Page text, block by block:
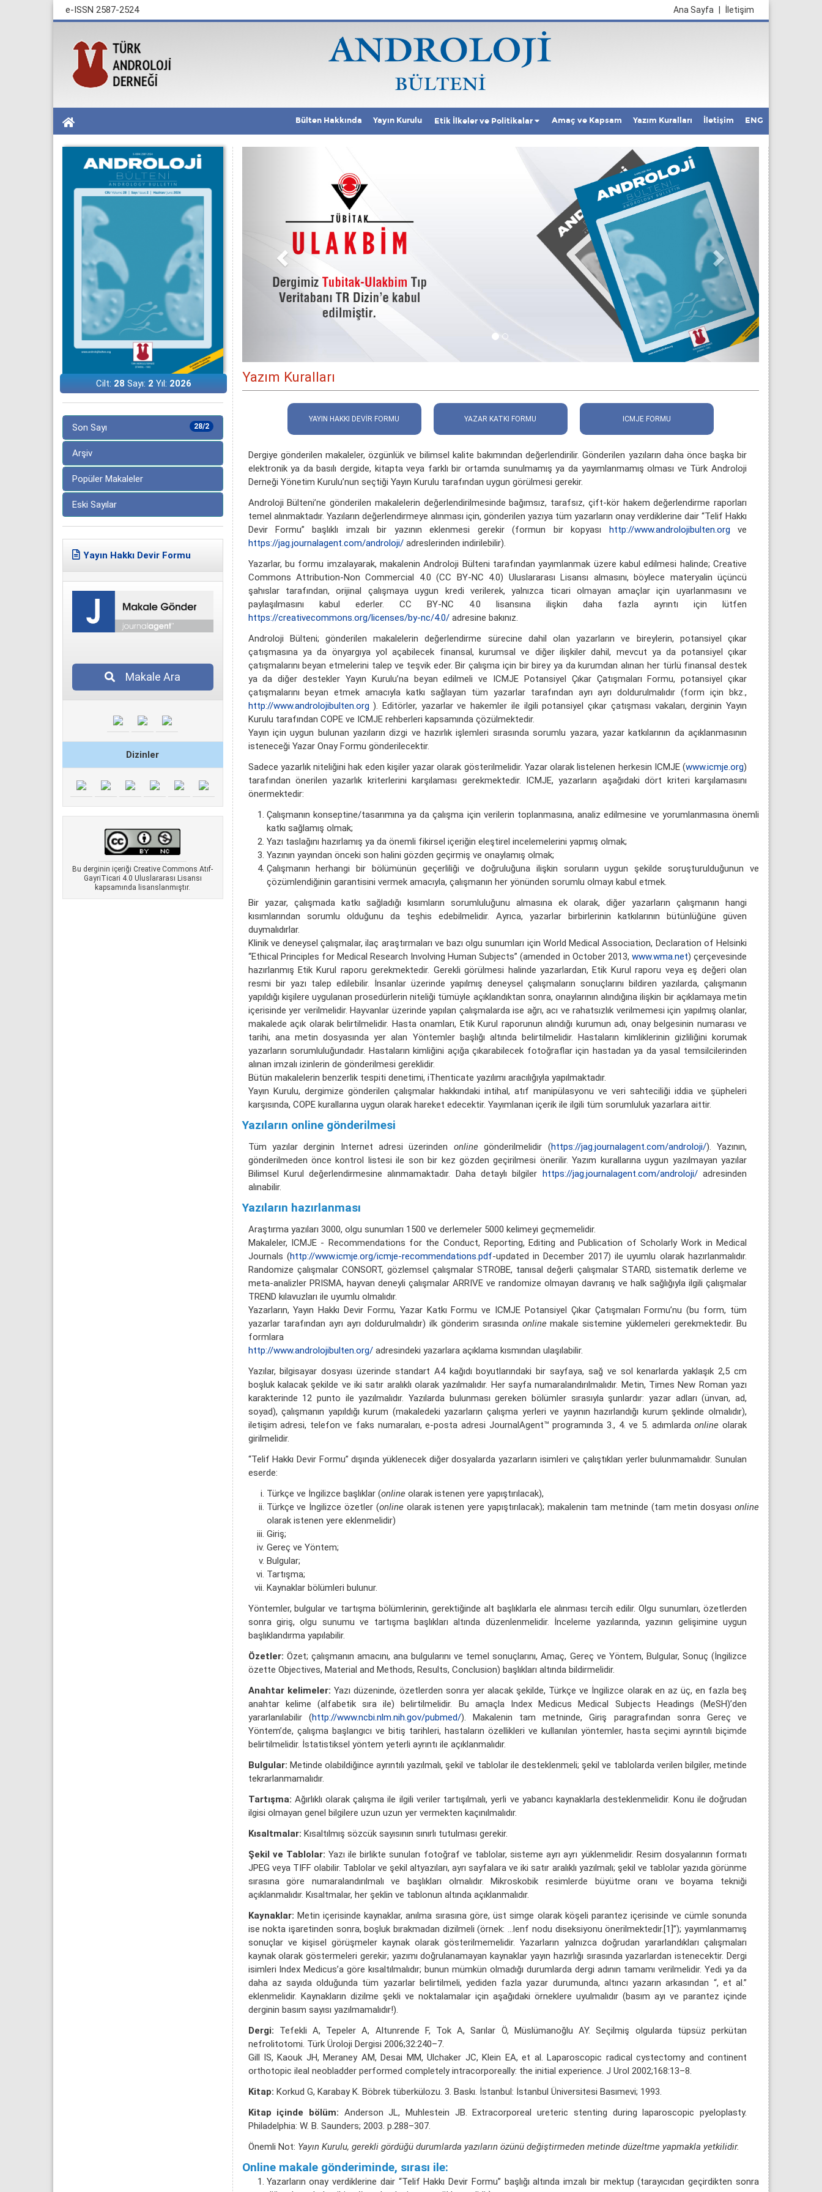
e-ISSN 2587-2524 İletişim
Ana Sayfa
Bülten Hakkında Yayın Kurulu Etik İlkeler ve Politikalar Amaç ve Kapsam Yazım Kuralları İletişim ENG
Cilt: 28Sayı: 2 Yıl: 2026
28/2
Son Sayı
Arşiv
Popüler Makaleler
Eski Sayılar
Yayın Hakkı Devir Formu
Makale Ara
Dizinler
Bu derginin içeriği Creative Commons Atıf-
GayriTicari 4.0 Uluslararası Lisansı
kapsamında lisanslanmıştır.
Yazım Kuralları
YAYIN HAKKI DEVİR FORMU YAZAR KATKI FORMU ICMJE FORMU
Dergiye gönderilen makaleler, özgünlük ve bilimsel kalite bakımından değerlendirilir. Gönderilen yazıların daha önce başka bir
elektronik ya da basılı dergide, kitapta veya farklı bir ortamda sunulmamış ya da yayımlanmamış olması ve Türk Androloji
Derneği Yönetim Kurulu’nun seçtiği Yayın Kurulu tarafından uygun görülmesi gerekir.
Androloji Bülteni’ne gönderilen makalelerin değerlendirilmesinde bağımsız, tarafsız, çift-kör hakem değerlendirme raporları
temel alınmaktadır. Yazıların değerlendirmeye alınması için, gönderilen yazıya tüm yazarların onay verdiklerine dair “Telif Hakkı
Devir Formu” başlıklı imzalı bir yazının eklenmesi gerekir (formun bir kopyası http://www.androlojibulten.org ve
https://jag.journalagent.com/androloji/adreslerinden indirilebilir).
Yazarlar, bu formu imzalayarak, makalenin Androloji Bülteni tarafından yayımlanmak üzere kabul edilmesi halinde; Creative
Commons Attribution-Non Commercial 4.0 (CC BY-NC 4.0) Uluslararası Lisansı almasını, böylece materyalin üçüncü
şahıslar tarafından, orijinal çalışmaya uygun kredi verilerek, yalnızca ticari olmayan amaçlar için uyarlanmasını ve
paylaşılmasını kabul ederler. CC BY-NC 4.0 lisansına ilişkin daha fazla ayrıntı için lütfen
https://creativecommons.org/licenses/by-nc/4.0/adresine bakınız.
Androloji Bülteni; gönderilen makalelerin değerlendirme sürecine dahil olan yazarların ve bireylerin, potansiyel çıkar
çatışmasına ya da önyargıya yol açabilecek finansal, kurumsal ve diğer ilişkiler dahil, mevcut ya da potansiyel çıkar
çatışmalarını beyan etmelerini talep ve teşvik eder. Bir çalışma için bir birey ya da kurumdan alınan her türlü finansal destek
ya da diğer destekler Yayın Kurulu’na beyan edilmeli ve ICMJE Potansiyel Çıkar Çatışmaları Formu, potansiyel çıkar
çatışmalarını beyan etmek amacıyla katkı sağlayan tüm yazarlar tarafından ayrı ayrı doldurulmalıdır (form için bkz.,
http://www.androlojibulten.org ). Editörler, yazarlar ve hakemler ile ilgili potansiyel çıkar çatışması vakaları, derginin Yayın
Kurulu tarafından COPE ve ICMJE rehberleri kapsamında çözülmektedir.
Yayın için uygun bulunan yazıların dizgi ve hazırlık işlemleri sırasında sorumlu yazara, yazar katkılarının da açıklanmasının
isteneceği Yazar Onay Formu gönderilecektir.
Sadece yazarlık niteliğini hak eden kişiler yazar olarak gösterilmelidir. Yazar olarak listelenen herkesin ICMJE (www.icmje.org)
tarafından önerilen yazarlık kriterlerini karşılaması gerekmektedir. ICMJE, yazarların aşağıdaki dört kriteri karşılamasını
önermektedir:
Çalışmanın konseptine/tasarımına ya da çalışma için verilerin toplanmasına, analiz edilmesine ve yorumlanmasına önemli
katkı sağlamış olmak;
Yazı taslağını hazırlamış ya da önemli fikirsel içeriğin eleştirel incelemelerini yapmış olmak;
Yazının yayından önceki son halini gözden geçirmiş ve onaylamış olmak;
Çalışmanın herhangi bir bölümünün geçerliliği ve doğruluğuna ilişkin soruların uygun şekilde soruşturulduğunun ve
çözümlendiğinin garantisini vermek amacıyla, çalışmanın her yönünden sorumlu olmayı kabul etmek.
Bir yazar, çalışmada katkı sağladığı kısımların sorumluluğunu almasına ek olarak, diğer yazarların çalışmanın hangi
kısımlarından sorumlu olduğunu da teşhis edebilmelidir. Ayrıca, yazarlar birbirlerinin katkılarının bütünlüğüne güven
duymalıdırlar.
Klinik ve deneysel çalışmalar, ilaç araştırmaları ve bazı olgu sunumları için World Medical Association, Declaration of Helsinki
“Ethical Principles for Medical Research Involving Human Subjects” (amended in October 2013, www.wma.net) çerçevesinde
hazırlanmış Etik Kurul raporu gerekmektedir. Gerekli görülmesi halinde yazarlardan, Etik Kurul raporu veya eş değeri olan
resmi bir yazı talep edilebilir. İnsanlar üzerinde yapılmış deneysel çalışmaların sonuçlarını bildiren yazılarda, çalışmanın
yapıldığı kişilere uygulanan prosedürlerin niteliği tümüyle açıklandıktan sonra, onaylarının alındığına ilişkin bir açıklamaya metin
içerisinde yer verilmelidir. Hayvanlar üzerinde yapılan çalışmalarda ise ağrı, acı ve rahatsızlık verilmemesi için yapılmış olanlar,
makalede açık olarak belirtilmelidir. Hasta onamları, Etik Kurul raporunun alındığı kurumun adı, onay belgesinin numarası ve
tarihi, ana metin dosyasında yer alan Yöntemler başlığı altında belirtilmelidir. Hastaların kimliklerinin gizliliğini korumak
yazarların sorumluluğundadır. Hastaların kimliğini açığa çıkarabilecek fotoğraflar için hastadan ya da yasal temsilcilerinden
alınan imzalı izinlerin de gönderilmesi gereklidir.
Bütün makalelerin benzerlik tespiti denetimi, iThenticate yazılımı aracılığıyla yapılmaktadır.
Yayın Kurulu, dergimize gönderilen çalışmalar hakkındaki intihal, atıf manipülasyonu ve veri sahteciliği iddia ve şüpheleri
karşısında, COPE kurallarına uygun olarak hareket edecektir. Yayımlanan içerik ile ilgili tüm sorumluluk yazarlara aittir.
Yazıların online gönderilmesi
Tüm yazılar derginin Internet adresi üzerinden onlinegönderilmelidir (https://jag.journalagent.com/androloji/). Yazının,
gönderilmeden önce kontrol listesi ile son bir kez gözden geçirilmesi önerilir. Yazım kurallarına uygun yazılmayan yazılar
Bilimsel Kurul değerlendirmesine alınmamaktadır. Daha detaylı bilgiler https://jag.journalagent.com/androloji/adresinden
alınabilir.
Yazıların hazırlanması
Araştırma yazıları 3000, olgu sunumları 1500 ve derlemeler 5000 kelimeyi geçmemelidir.
Makaleler, ICMJE - Recommendations for the Conduct, Reporting, Editing and Publication of Scholarly Work in Medical
Journals (http://www.icmje.org/icmje-recommendations.pdf-updated in December 2017) ile uyumlu olarak hazırlanmalıdır.
Randomize çalışmalar CONSORT, gözlemsel çalışmalar STROBE, tanısal değerli çalışmalar STARD, sistematik derleme ve
meta-analizler PRISMA, hayvan deneyli çalışmalar ARRIVE ve randomize olmayan davranış ve halk sağlığıyla ilgili çalışmalar
TREND kılavuzları ile uyumlu olmalıdır.
Yazarların, Yayın Hakkı Devir Formu, Yazar Katkı Formu ve ICMJE Potansiyel Çıkar Çatışmaları Formu’nu (bu form, tüm
yazarlar tarafından ayrı ayrı doldurulmalıdır) ilk gönderim sırasında onlinemakale sistemine yüklemeleri gerekmektedir. Bu
formlara
http://www.androlojibulten.org/adresindeki yazarlara açıklama kısmından ulaşılabilir.
Yazılar, bilgisayar dosyası üzerinde standart A4 kağıdı boyutlarındaki bir sayfaya, sağ ve sol kenarlarda yaklaşık 2,5 cm
boşluk kalacak şekilde ve iki satır aralıklı olarak yazılmalıdır. Her sayfa numaralandırılmalıdır. Metin, Times New Roman yazı
karakterinde 12 punto ile yazılmalıdır. Yazılarda bulunması gereken bölümler sırasıyla şunlardır: yazar adları (ünvan, ad,
soyad), çalışmanın yapıldığı kurum (makaledeki yazarların çalışma yerleri ve yayının hazırlandığı kurum şeklinde olmalıdır),
iletişim adresi, telefon ve faks numaraları, e-posta adresi JournalAgent™ programında 3., 4. ve 5. adımlardaonline olarak
girilmelidir.
“Telif Hakkı Devir Formu” dışında yüklenecek diğer dosyalarda yazarların isimleri ve çalıştıkları yerler bulunmamalıdır. Sunulan
eserde:
Türkçe ve İngilizce başlıklar (onlineolarak istenen yere yapıştırılacak),
Türkçe ve İngilizce özetler (online olarak istenen yere yapıştırılacak); makalenin tam metninde (tam metin dosyasıonline
olarak istenen yere eklenmelidir)
Giriş;
Gereç ve Yöntem;
Bulgular;
Tartışma;
Kaynaklar bölümleri bulunur.
Yöntemler, bulgular ve tartışma bölümlerinin, gerektiğinde alt başlıklarla ele alınması tercih edilir. Olgu sunumları, özetlerden
sonra giriş, olgu sunumu ve tartışma başlıkları altında düzenlenmelidir. İnceleme yazılarında, yazının gelişimine uygun
başlıklandırma yapılabilir.
Özetler: Özet; çalışmanın amacını, ana bulgularını ve temel sonuçlarını, Amaç, Gereç ve Yöntem, Bulgular, Sonuç (İngilizce
özette Objectives, Material and Methods, Results, Conclusion) başlıkları altında bildirmelidir.
Anahtar kelimeler: Yazı düzeninde, özetlerden sonra yer alacak şekilde, Türkçe ve İngilizce olarak en az üç, en fazla beş
anahtar kelime (alfabetik sıra ile) belirtilmelidir. Bu amaçla Index Medicus Medical Subjects Headings (MeSH)’den
yararlanılabilir (http://www.ncbi.nlm.nih.gov/pubmed/). Makalenin tam metninde, Giriş paragrafından sonra Gereç ve
Yöntem’de, çalışma başlangıcı ve bitiş tarihleri, hastaların özellikleri ve kullanılan yöntemler, hasta seçimi ayrıntılı biçimde
belirtilmelidir. İstatistiksel yöntem yeterli ayrıntı ile açıklanmalıdır.
Bulgular: Metinde olabildiğince ayrıntılı yazılmalı, şekil ve tablolar ile desteklenmeli; şekil ve tablolarda verilen bilgiler, metinde
tekrarlanmamalıdır.
Tartışma: Ağırlıklı olarak çalışma ile ilgili veriler tartışılmalı, yerli ve yabancı kaynaklarla desteklenmelidir. Konu ile doğrudan
ilgisi olmayan genel bilgilere uzun uzun yer vermekten kaçınılmalıdır.
Kısaltmalar: Kısaltılmış sözcük sayısının sınırlı tutulması gerekir.
Şekil ve Tablolar: Yazı ile birlikte sunulan fotoğraf ve tablolar, sisteme ayrı ayrı yüklenmelidir. Resim dosyalarının formatı
JPEG veya TIFF olabilir. Tablolar ve şekil altyazıları, ayrı sayfalara ve iki satır aralıklı yazılmalı; şekil ve tablolar yazıda görünme
sırasına göre numaralandırılmalı ve başlıkları olmalıdır. Mikroskobik resimlerde büyütme oranı ve boyama tekniği
açıklanmalıdır. Kısaltmalar, her şeklin ve tablonun altında açıklanmalıdır.
Kaynaklar: Metin içerisinde kaynaklar, anılma sırasına göre, üst simge olarak köşeli parantez içerisinde ve cümle sonunda
ise nokta işaretinden sonra, boşluk bırakmadan dizilmeli (örnek: ...lenf nodu diseksiyonu önerilmektedir.[1]”); yayımlanmamış
sonuçlar ve kişisel görüşmeler kaynak olarak gösterilmemelidir. Yazarların yalnızca doğrudan yararlandıkları çalışmaları
kaynak olarak göstermeleri gerekir; yazımı doğrulanamayan kaynaklar yayın hazırlığı sırasında yazarlardan istenecektir. Dergi
isimleri Index Medicus’a göre kısaltılmalıdır; bunun mümkün olmadığı durumlarda dergi adının tamamı verilmelidir. Yedi ya da
daha az sayıda olduğunda tüm yazarlar belirtilmeli, yediden fazla yazar durumunda, altıncı yazarın arkasından “, et al.”
eklenmelidir. Kaynakların dizilme şekli ve noktalamalar için aşağıdaki örneklere uyulmalıdır (basım ayı ve parantez içinde
derginin basım sayısı yazılmamalıdır!).
Dergi: Tefekli A, Tepeler A, Altunrende F, Tok A, Sarılar Ö, Müslümanoğlu AY. Seçilmiş olgularda tüpsüz perkütan
nefrolitotomi. Türk Üroloji Dergisi 2006;32:240–7.
Gill IS, Kaouk JH, Meraney AM, Desai MM, Ulchaker JC, Klein EA, et al. Laparoscopic radical cystectomy and continent
orthotopic ileal neobladder performed completely intracorporeally: the initial experience. J Urol 2002;168:13–8.
Kitap: Korkud G, Karabay K. Böbrek tüberkülozu. 3. Baskı. İstanbul: İstanbul Üniversitesi Basımevi; 1993.
Kitap içinde bölüm: Anderson JL, Muhlestein JB. Extracorporeal ureteric stenting during laparoscopic pyeloplasty.
Philadelphia: W. B. Saunders; 2003. p.288–307.
Önemli Not: Yayın Kurulu, gerekli gördüğü durumlarda yazıların özünü değiştirmeden metinde düzeltme yapmakla yetkilidir.
Online makale gönderiminde, sırası ile:
Yazarların onay verdiklerine dair “Telif Hakkı Devir Formu” başlığı altında imzalı bir mektup (tarayıcıdan geçirdikten sonra